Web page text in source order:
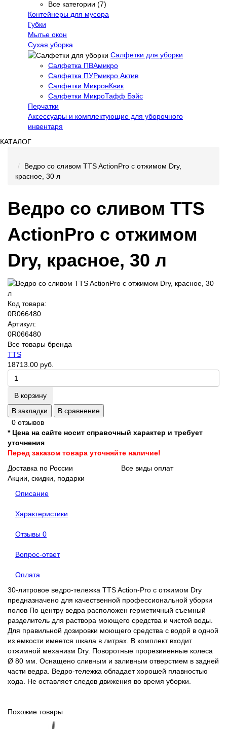
Все категории (7)
Контейнеры для мусора
Губки
Мытье окон
Сухая уборка
Салфетки для уборки
Салфетка ПВАмикро
Салфетка ПУРмикро Актив
Салфетки МикронКвик
Салфетки МикроТафф Бэйс
Перчатки
Аксессуары и комплектующие для уборочного
инвентаря
КАТАЛОГ
Ведро со сливом TTS ActionPro с отжимом Dry,
красное, 30 л
Ведро со сливом TTS
ActionPro с отжимом
Dry, красное, 30 л
Код товара:
0R066480
Артикул:
0R066480
Все товары бренда
TTS
18713.00 руб.
В корзину
В закладки
В сравнение
0 отзывов
* Цена на сайте носит справочный характер и требует
уточнения
Перед заказом товара уточняйте наличие!
Доставка по России
Все виды оплат
Акции, скидки, подарки
Описание
Характеристики
Отзывы 0
Вопрос-ответ
Оплата
30-литровое ведро-тележка TTS Action-Pro с отжимом Dry
предназначено для качественной профессиональной уборки
полов По центру ведра расположен герметичный съемный
разделитель для раствора моющего средства и чистой воды.
Для правильной дозировки моющего средства с водой в одной
из емкости имеется шкала в литрах. В комплект входит
отжимной механизм Dry. Поворотные прорезиненные колеса
Ø 80 мм. Оснащено сливным и заливным отверстием в задней
части ведра. Ведро-тележка обладает хорошей плавностью
хода. Не оставляет следов движения во время уборки.
Похожие товары